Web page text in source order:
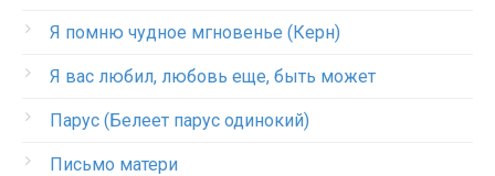
Я помню чудное мгновенье (Керн)
Я вас любил, любовь еще, быть может
Парус (Белеет парус одинокий)
Письмо матери